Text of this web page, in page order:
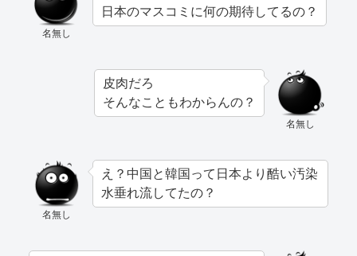
名無し
日本のマスコミに何の期待してるの？
名無し
皮肉だろ
そんなこともわからんの？
名無し
え？中国と韓国って日本より酷い汚染
水垂れ流してたの？